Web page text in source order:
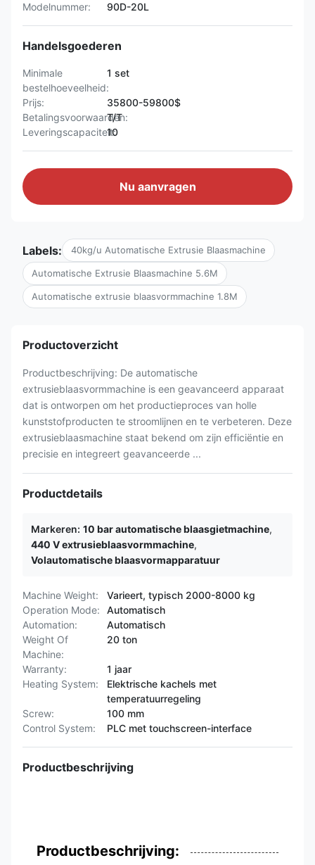
Modelnummer:
90D-20L
Handelsgoederen
Minimale
bestelhoeveelheid:
1 set
Prijs:
35800-59800$
Betalingsvoorwaarden:
T/T
Leveringscapaciteit:
10
Nu aanvragen
Labels: 40kg/u Automatische Extrusie Blaasmachine
Automatische Extrusie Blaasmachine 5.6M
Automatische extrusie blaasvormmachine 1.8M
Productoverzicht
Productbeschrijving: De automatische
extrusieblaasvormmachine is een geavanceerd apparaat
dat is ontworpen om het productieproces van holle
kunststofproducten te stroomlijnen en te verbeteren. Deze
extrusieblaasmachine staat bekend om zijn efficiëntie en
precisie en integreert geavanceerde ...
Productdetails
Markeren: 10 bar automatische blaasgietmachine,
440 V extrusieblaasvormmachine,
Volautomatische blaasvormapparatuur
Machine Weight:
Varieert, typisch 2000-8000 kg
Operation Mode:
Automatisch
Automation:
Automatisch
Weight Of
Machine:
20 ton
Warranty:
1 jaar
Heating System:
Elektrische kachels met
temperatuurregeling
Screw:
100 mm
Control System:
PLC met touchscreen-interface
Productbeschrijving
Productbeschrijving: